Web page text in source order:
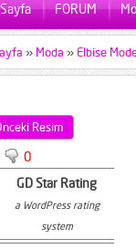
FORUM
» Moda » Elbise
Resim
0
GD Star Rating
a WordPress rating
system